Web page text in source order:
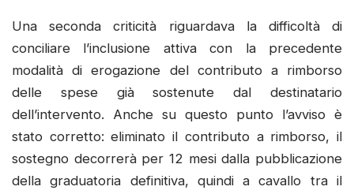
Una seconda criticità riguardava la difficoltà di
conciliare l’inclusione attiva con la precedente
modalità di erogazione del contributo a rimborso
delle spese già sostenute dal destinatario
dell’intervento. Anche su questo punto l’avviso è
stato corretto: eliminato il contributo a rimborso, il
sostegno decorrerà per 12 mesi dalla pubblicazione
della graduatoria definitiva, quindi a cavallo tra il